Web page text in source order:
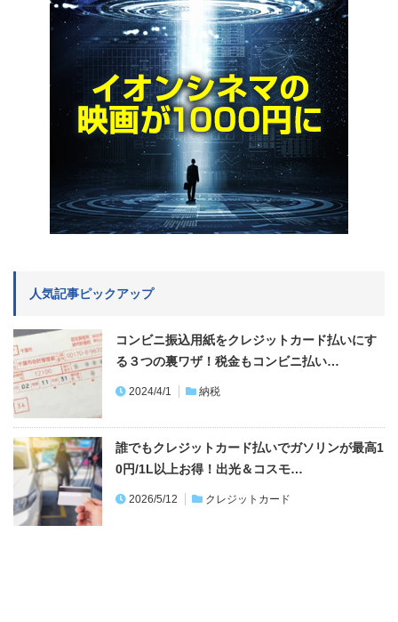
人気記事ピックアップ
コンビニ振込用紙をクレジットカード払いにす
る３つの裏ワザ！税金もコンビニ払い…
2024/4/1 納税
誰でもクレジットカード払いでガソリンが最高1
0円/1L以上お得！出光＆コスモ…
2026/5/12 クレジットカード